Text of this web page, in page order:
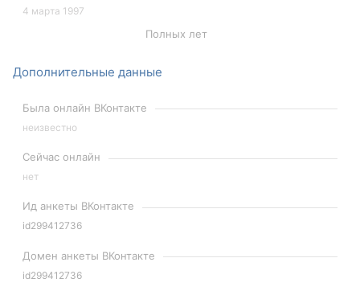
4 марта 1997
Полных лет
Дополнительные данные
Была онлайн ВКонтакте
неизвестно
Сейчас онлайн
нет
Ид анкеты ВКонтакте
id299412736
Домен анкеты ВКонтакте
id299412736